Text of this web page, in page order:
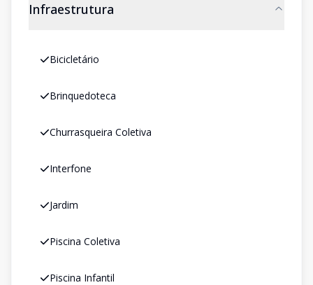
Infraestrutura
Bicicletário
Brinquedoteca
Churrasqueira Coletiva
Interfone
Jardim
Piscina Coletiva
Piscina Infantil